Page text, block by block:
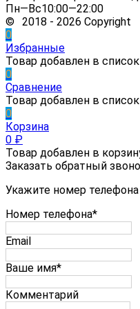
Пн—Вс10:00—22:00
© 2018 - 2026 Copyright
0
Избранные
Товар добавлен в
0
Сравнение
Товар добавлен в
0
Корзина
0 ₽
Товар добавлен в
Заказать обратный
Укажите номер
Номер телефона*
Email
Ваше имя*
Комментарий